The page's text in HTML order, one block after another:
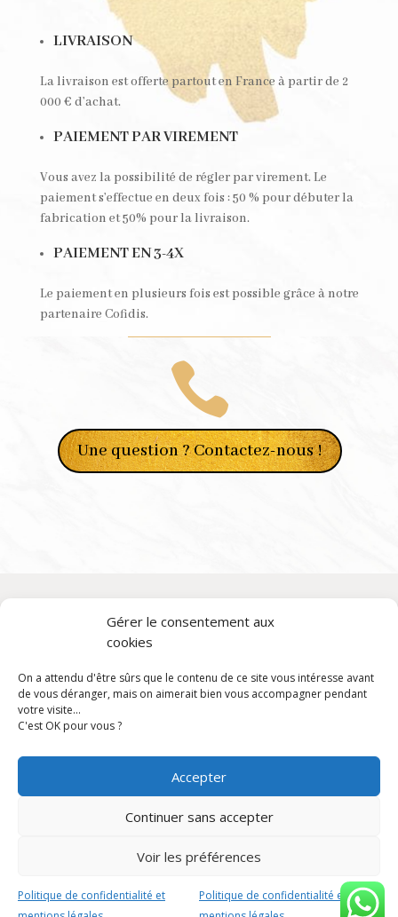
Gérer le consentement aux
cookies
On a attendu d'être sûrs que le contenu de ce site vous intéresse avant
de vous déranger, mais on aimerait bien vous accompagner pendant
votre visite...
C'est OK pour vous ?
Accepter
Continuer sans accepter
Voir les préférences
Politique de confidentialité et
Politique de confidentialité et
LIVRAISON
La livraison est offerte partout en France à partir de 2
000 € d’achat.
PAIEMENT PAR VIREMENT
Vous avez la possibilité de régler par virement. Le
paiement s’effectue en deux fois : 50 % pour débuter la
fabrication et 50% pour la livraison.
PAIEMENT EN 3-4X
Le paiement en plusieurs fois est possible grâce à notre
partenaire Cofidis.

Une question ? Contactez-nous !
Aide
Conditions générales de vente
Livraison gratuite partout en France à partir de 2 000 €
d'achat
Envoi d'échantillons gratuit